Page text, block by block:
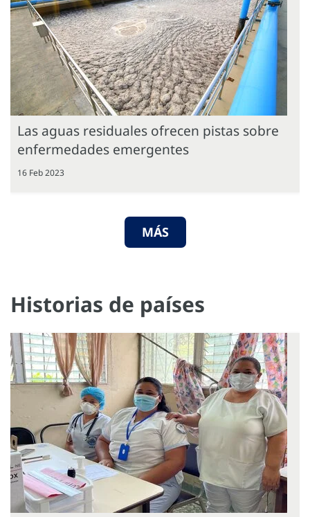
Las aguas residuales ofrecen pistas sobre
enfermedades emergentes
16 Feb 2023
MÁS
Historias de países